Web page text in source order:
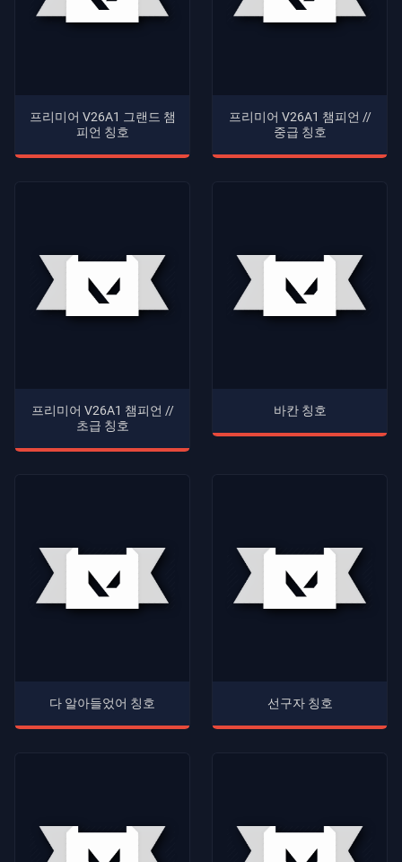
프리미어 V26A1 그랜드 챔
피언 칭호
프리미어 V26A1 챔피언 //
중급 칭호
프리미어 V26A1 챔피언 //
초급 칭호
바칸 칭호
다 알아들었어 칭호 선구자 칭호